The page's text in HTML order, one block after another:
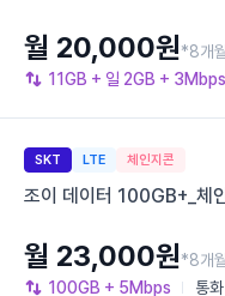
11GB + 일 2GB + 3Mbps
월 20,000원*8개
SKT LTE 체인지콘
조이 데이터 100GB+_체
100GB + 5Mbps 통화
월 23,000원*8개